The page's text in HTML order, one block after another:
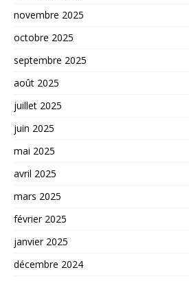
novembre 2025
octobre 2025
septembre 2025
août 2025
juillet 2025
juin 2025
mai 2025
avril 2025
mars 2025
février 2025
janvier 2025
décembre 2024